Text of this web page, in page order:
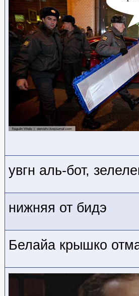
увгн аль-бот,
нижняя от бидэ
Белайа крышко